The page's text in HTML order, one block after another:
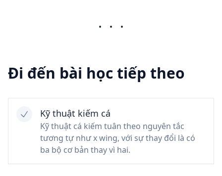
• • •
Đi đến bài học tiếp theo
Kỹ thuật kiếm cá
Kỹ thuật cá kiếm tuân theo nguyên tắc
tương tự như x wing, với sự thay đổi là có
ba bộ cơ bản thay vì hai.